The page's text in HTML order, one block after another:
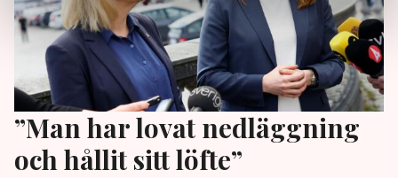
”Man har lovat nedläggning
och hållit sitt löfte”